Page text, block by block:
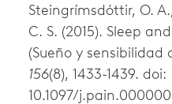
Steingrímsdóttir, O.
C. S. (2015). Sleep
(Sueño y sensibilidad
156(8), 1433-1439. doi:
10.1097/